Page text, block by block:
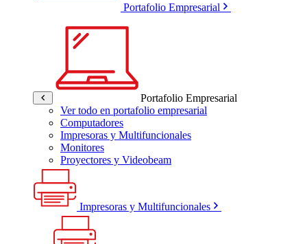
Portafolio Empresarial
Portafolio Empresarial
Ver todo en portafolio empresarial
Computadores
Impresoras y Multifuncionales
Monitores
Proyectores y Videobeam
Impresoras y Multifuncionales